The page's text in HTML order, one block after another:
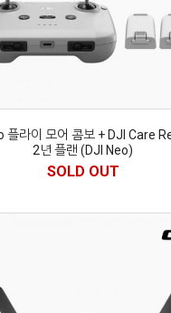
플라이 모어 콤보 + DJI Care
2년 플랜 (DJI Neo)
SOLD OUT